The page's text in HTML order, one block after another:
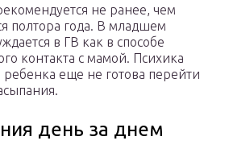
не ранее, чем
полтора года. В младшем
в ГВ как в способе
контакта с мамой. Психика
ребенка еще не готова перейти
день за днем